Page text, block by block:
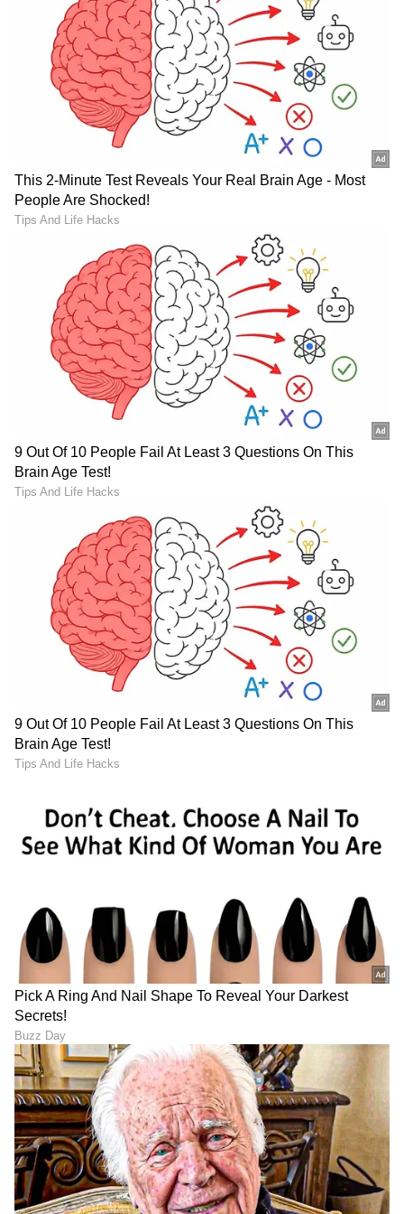
ಹೊಂದಿದೆ. ಇದು ಸಂಗೀತ ಮತ್ತು ಕಲೆಯ ಹೃದಯವಾಗಿದೆ.
ಆದರೆ ಭಾರತದಲ್ಲಿ ಅಲ್ಲದ ಇನ್ನೊಂದು ಲಕ್ನೋ ಇದೆ. ಈ
ಲಕ್ನೋ ಒಂದು ಸಣ್ಣ ಪ್ರದೇಶವಾಗಿದೆ ಮತ್ತು ಅದರ ಸ್ಥಳೀಯ
ಮುನ್ಸಿಪಲ್ ಕಾರ್ಪೊರೇಶನ್‌ನಿಂದ ಆಡಳಿತ
ನಡೆಸಲ್ಪಡುವುದಿಲ್ಲ. ಲಕ್ನೋ ನಗರವು ಯುನೈಟೆಡ್ ಸ್ಟೇಟ್ಸ್‌ನ
ಪೆನ್ಸಿಲ್ವೇನಿಯಾದ ಡೌಫಿನ್ ಕೌಂಟಿಯಲ್ಲಿದೆ. ಇದನ್ನು
ಭಾರತೀಯ ನಗರವಾದ ಲಕ್ನೋದ ನಂತರ ಹೆಸರಿಸಲಾಯಿತು.
ಲಕ್ನೋ ಎಂದು ಒಂದೇ ಹೆಸರನ್ನು ಹೊಂದಿರುವ ಈ ಎರಡು
ಸ್ಥಳಗಳು ಮಾತ್ರ ಇವೆ ಎಂದು ನೀವು ಭಾವಿಸಿದರೆ, ಅದು
ತಪ್ಪಾಗುತ್ತದೆ. ಪಶ್ಚಿಮ ವರ್ಜೀನಿಯಾ, ದಕ್ಷಿಣ ಕೆರೊಲಿನಾ ಮತ್ತು
ಮಿನ್ನೇಸೋಟದಲ್ಲಿ ಕೂಡ ಲಕ್ನೋ ಇದೆ.
ಇಂದೋರ್ (Indore)-ಮಧ್ಯಪ್ರದೇಶ, ಅಮೆರಿಕ:ಮಂತ
ಇತಿಹಾಸ, ಕ್ಷಿಪ್ರ ಕೈಗಾರಿಕೀಕರಣ, ಅದ್ಭುತ ಅರಮನೆಗಳು,
ಪ್ರಸಿದ್ಧ ಆಹಾರಗಳು ಮತ್ತು ರಾತ್ರಿ ಮಾರುಕಟ್ಟೆಗಳೊಂದಿಗೆ
ಹೆಮ್ಮೆಪಡುವ ಇಂದೋರ್ ಪ್ರವಾಸಿಗರಿಗೆ ಅತ್ಯುತ್ತಮ
ತಾಣವಾಗುವುದರಲ್ಲಿ ಆಶ್ಚರ್ಯವಿಲ್ಲ. ಇಂದ್ರೇಶ್ವರ
ದೇವಾಲಯದ ಕಾರಣದಿಂದಾಗಿ ಇಂದೋರ್ ಗೆ ಈ ಹೆಸರು
ಬಂದಿದೆ. ಪಶ್ಚಿಮ ವರ್ಜೀನಿಯಾದಲ್ಲಿ ಇಂದೋರ್ ಇದೆ ಆದರೆ
ಈ ಎರಡು ಹೆಸರುಗಳು ಯಾವುದೇ ಸಂಪರ್ಕವಿಲ್ಲ. ಇದು
ಹೀಬ್ರೂ ಬೈಬಲ್‌ನಲ್ಲಿ ಉಲ್ಲೇಖಿಸಲಾದ ಎಂಡೋರ್‌ನಿಂದ ತನ್ನ
ಹೆಸರನ್ನು ಪಡೆದ ಸಮುದಾಯವಾಗಿದೆ.
ಕೋಲ್ಕತ್ತ (Calcutta)-ಪಶ್ಚಿಮ ಬಂಗಾಳ, ಅಮೆರಿಕ: ಈಗ
ಕೋಲ್ಕತ್ತಾ ಎಂದು ಕರೆಯಲ್ಪಡುವ ಕಲ್ಕತ್ತಾ, ಕಲೆ ಮತ್ತು
ಸಂಸ್ಕೃತಿಯ ಸಮ್ಮಿಲನವು ಹೊಸ ಎತ್ತರವನ್ನು ಪಡೆದ
ನಗರವಾಗಿದೆ. ಇದು ರವೀಂದ್ರನಾಥ ಠಾಕೂರರ ಜನ್ಮಸ್ಥಳ.
ಅಷ್ಟೇ ಅಲ್ಲ ಅನೇಕ ಹೆಸರಾಂತ ವ್ಯಕ್ತಿಗಳು ಇಲ್ಲಿ ಹುಟ್ಟಿದ್ದಾರೆ
ಪಾತ್ರವನ್ನು ವಹಿಸುತ್ತದೆ. ರೋಮಾಂಚಕ ಸಂಸ್ಕೃತಿ,
ವಾಸ್ತುಶಿಲ್ಪದ ಕಟ್ಟಡಗಳು, ಬೀದಿ ಆಹಾರದ ವ್ಯಾಪಕ ಶ್ರೇಣಿಯ
ಹೃದಯಕ್ಕೆ ಇನ್ನಷ್ಟು ಹತ್ತಿರ ಮಾಡಿದೆ. ಈ ಪ್ರಮುಖ ನಗರವು
ತನ್ನ ಹೆಸರನ್ನು ಓಹಿಯೋದೊಂದಿಗೆ ಹಂಚಿಕೊಂಡಿದೆ.
ಓಹಿಯೋದಲ್ಲಿ ಕಲ್ಕತ್ತಾ ಎಂಬ ಸ್ಥಳವಿದೆ. ವಿಲಿಯಂ ಫೌಲ್ಕ್ಸ್‌ನ
ಎಂದು ಕರೆಯಲಾಯಿತು. ಅಲ್ಲಿ ಮೊದಲ ಇಟ್ಟಿಗೆಯ
ಮನೆಯನ್ನು ಕಟ್ಟಿಸಿದ್ದು ಇವರೇ. ನಂತರ ಇದನ್ನು ಭಾರತದ
ಕೋಲ್ಕತ್ತಾ ಹೆಸರಿನಂತೆ ಮರುನಾಮಕರಣ ಮಾಡಲಾಯಿತು.